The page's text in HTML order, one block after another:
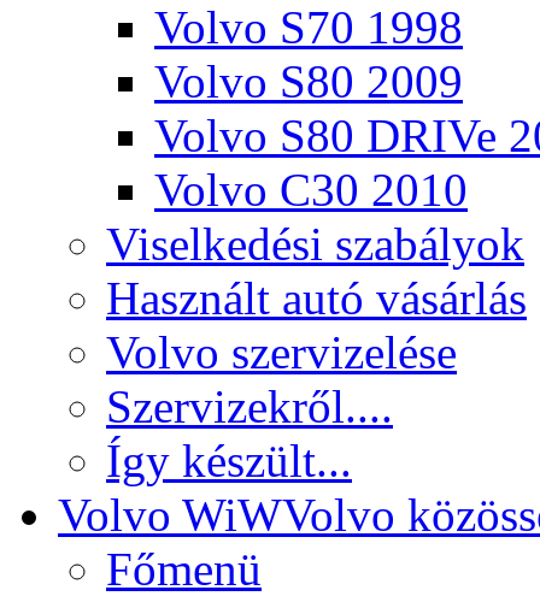
Volvo S70 1998
Volvo S80 2009
Volvo S80 DRIVe
Volvo C30 2010
Viselkedési szabályok
Használt autó vásárlás
Volvo szervizelése
Szervizekről....
Így készült...
Volvo WiWVolvo
Főmenü